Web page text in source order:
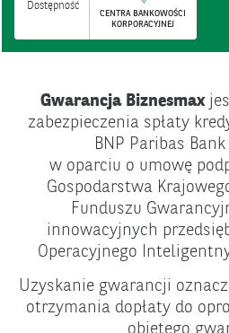
Dostępność
CENTRA BANKOWOŚCI
KORPORACYJNEJ
Gwarancja Biznesmax
zabezpieczenia spłaty
BNP Paribas Bank
w oparciu o umowę
Gospodarstwa
Funduszu
innowacyjnych
Operacyjnego
Uzyskanie gwarancji
otrzymania dopłaty do